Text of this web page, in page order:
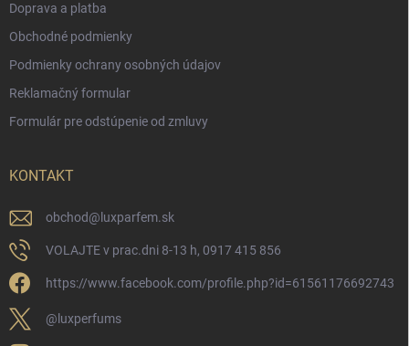
Doprava a platba
Obchodné podmienky
Podmienky ochrany osobných údajov
Reklamačný formular
Formulár pre odstúpenie od zmluvy
KONTAKT
obchod@ luxparfem.sk
VOLAJTE v prac.dni 8-13 h, 0917 415 856
https://www.facebook.com/profile.php?id=61561176692743
@luxperfums